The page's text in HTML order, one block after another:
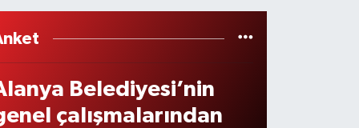
Belediyesi’nin
çalışmalarından